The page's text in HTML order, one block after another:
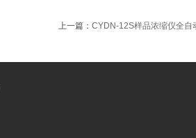
上一篇： CYDN-12S样品浓缩仪全自